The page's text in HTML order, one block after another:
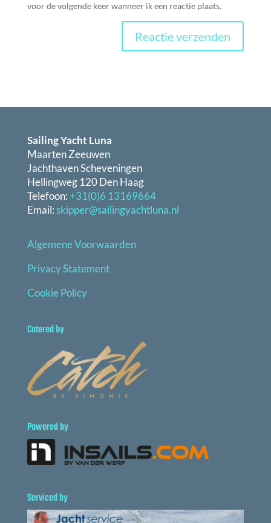
voor de volgende keer wanneer ik een reactie plaats.
Sailing Yacht Luna
Maarten Zeeuwen
Jachthaven Scheveningen
Hellingweg 120 Den Haag
Telefoon: +31(0)6 13169664
Email:skipper@sailingyachtluna.nl
Algemene Voorwaarden
Privacy Statement
Cookie Policy
Catered by
Powered by
Serviced by